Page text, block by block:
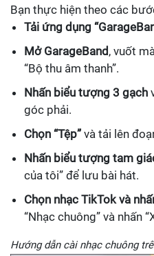
Bạn thực hiện theo các
Tải ứng dụng
Mở GarageBand, vuốt
“Bộ thu âm thanh”.
Nhấn biểu tượng 3 gạch
góc phải.
Chọn “Tệp” và tải lên
Nhấn biểu tượng tam
của tôi” để lưu bài hát.
Chọn nhạc TikTok và
“Nhạc chuông” và nhấn
Hướng dẫn cài nhạc chuông